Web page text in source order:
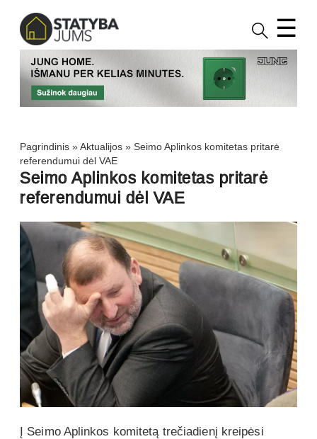
☰
Pagrindinis »Aktualijos » Seimo Aplinkos komitetas pritarė
referendumui dėl VAE
Seimo Aplinkos komitetas pritarė
referendumui dėl VAE
Į Seimo Aplinkos komitetą trečiadienį kreipėsi